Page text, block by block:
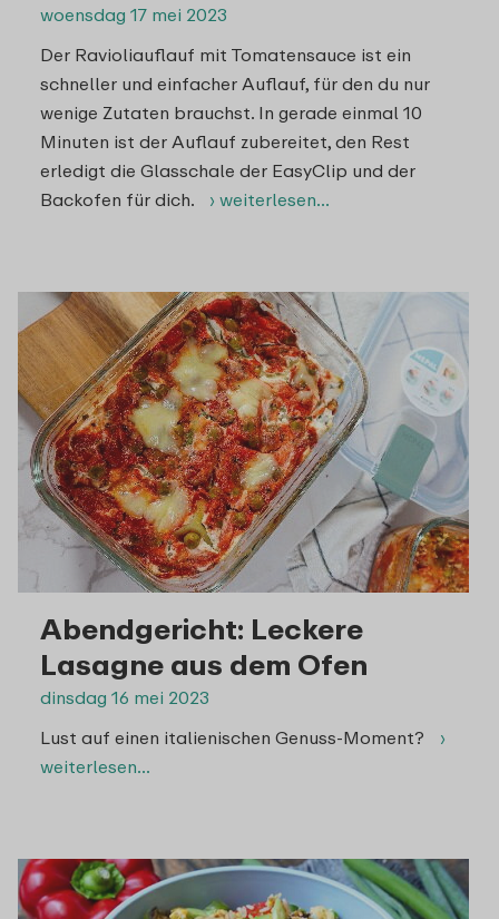
woensdag 17 mei 2023
Der Ravioliauflauf mit Tomatensauce ist ein
schneller und einfacher Auflauf, für den du nur
wenige Zutaten brauchst. In gerade einmal 10
Minuten ist der Auflauf zubereitet, den Rest
erledigt die Glasschale der EasyClip und der
Backofen für dich.
› weiterlesen…
Abendgericht: Leckere
Lasagne aus dem Ofen
dinsdag 16 mei 2023
Lust auf einen italienischen Genuss-Moment?
›
weiterlesen…